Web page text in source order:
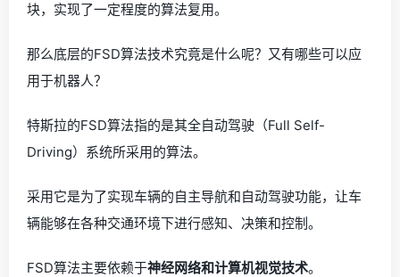
块，实现了一定程度的算法复用。
那么底层的FSD算法技术究竟是什么呢？又有哪些可以应
用于机器人？
特斯拉的FSD算法指的是其全自动驾驶（Full Self-
Driving）系统所采用的算法。
采用它是为了实现车辆的自主导航和自动驾驶功能，让车
辆能够在各种交通环境下进行感知、决策和控制。
FSD算法主要依赖于神经网络和计算机视觉技术。